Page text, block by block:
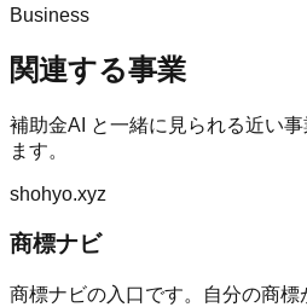
Business
関連する事業
補助金AI
と一緒に見られる近い
ます。
shohyo.xyz
商標ナビ
商標ナビの入口です。自分の商